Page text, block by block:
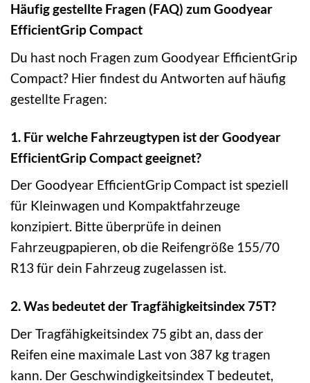
Häufig gestellte Fragen (FAQ) zum Goodyear
EfficientGrip Compact
Du hast noch Fragen zum Goodyear EfficientGrip
Compact? Hier findest du Antworten auf häufig
gestellte Fragen:
1. Für welche Fahrzeugtypen ist der Goodyear
EfficientGrip Compact geeignet?
Der Goodyear EfficientGrip Compact ist speziell
für Kleinwagen und Kompaktfahrzeuge
konzipiert. Bitte überprüfe in deinen
Fahrzeugpapieren, ob die Reifengröße 155/70
R13 für dein Fahrzeug zugelassen ist.
2. Was bedeutet der Tragfähigkeitsindex 75T?
Der Tragfähigkeitsindex 75 gibt an, dass der
Reifen eine maximale Last von 387 kg tragen
kann. Der Geschwindigkeitsindex T bedeutet,